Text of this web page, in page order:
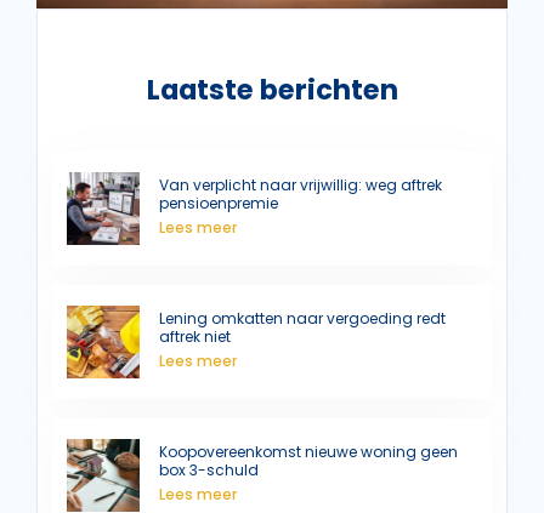
Laatste berichten
Van verplicht naar vrijwillig: weg aftrek
pensioenpremie
Lees meer
Lening omkatten naar vergoeding redt
aftrek niet
Lees meer
Koopovereenkomst nieuwe woning geen
box 3-schuld
Lees meer